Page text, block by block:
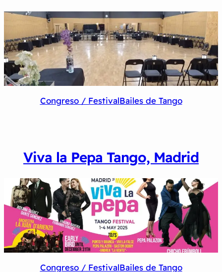
Congreso / FestivalBailes de Tango
Viva la Pepa Tango, Madrid
Congreso / FestivalBailes de Tango